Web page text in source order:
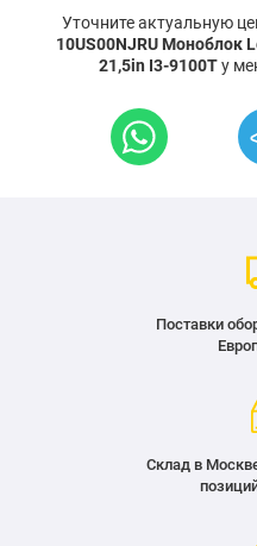
Уточните актуальную
10US00NJRU Моноблок
21,5in I3-9100Tу
Поставки
Склад в